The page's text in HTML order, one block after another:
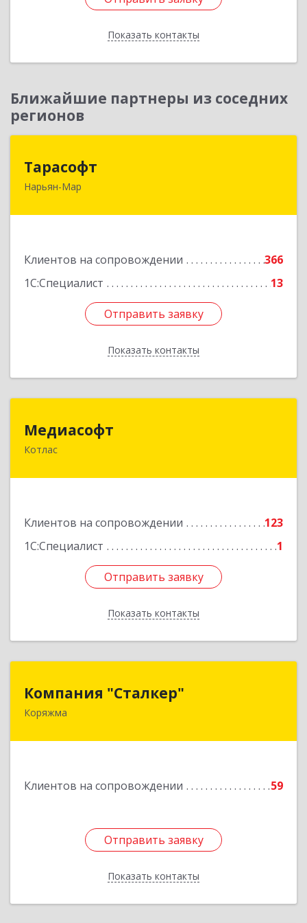
Показать контакты
Назад
Ближайшие партнеры из соседних
регионов
Тарасофт
Нарьян-Мар
Клиентов на сопровождении
366
1С:Специалист
13
Отправить заявку
Показать контакты
166000, Ненецкий АО, Нарьян-Мар г, им
Отправить заявку
Назад
Медиасофт
Котлас
Клиентов на сопровождении
123
1С:Специалист
1
Отправить заявку
Показать контакты
Отправить заявку
Назад
Компания "Сталкер"
Коряжма
Клиентов на сопровождении 59
Отправить заявку
Показать контакты
Отправить заявку
Назад